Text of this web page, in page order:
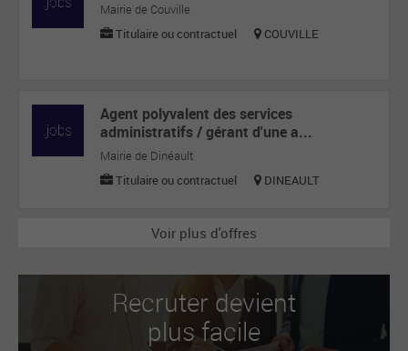
Mairie de Couville
Titulaire ou contractuel
COUVILLE
Agent polyvalent des services
administratifs / gérant d'une a...
Mairie de Dinéault
Titulaire ou contractuel
DINEAULT
Voir plus d'offres
Recruter devient
plus facile